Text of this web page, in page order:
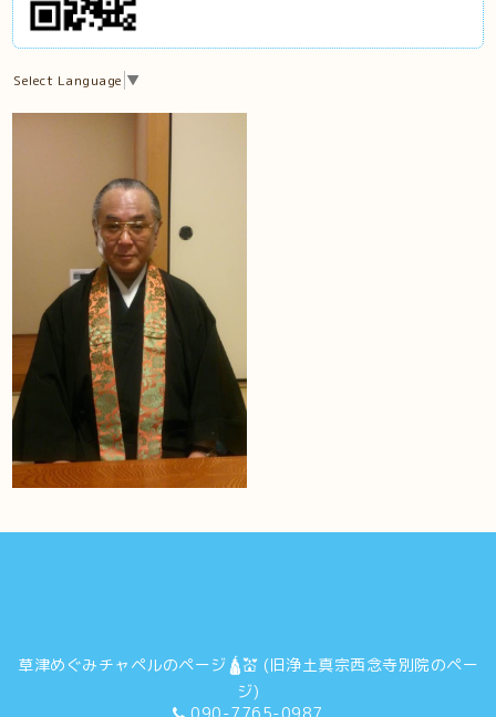
Select Language ▼
草津めぐみチャペルのページ🛕💒 (旧浄土真宗西念寺別院のペー
ジ)